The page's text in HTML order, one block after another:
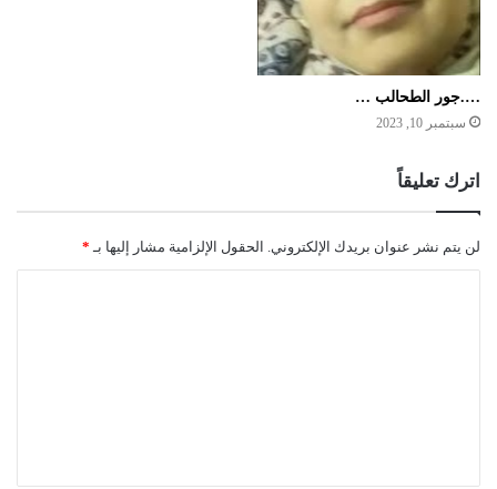
….جور الطحالب …
سبتمبر 10, 2023
اترك تعليقاً
لن يتم نشر عنوان بريدك الإلكتروني. الحقول الإلزامية مشار إليها بـ *
ق